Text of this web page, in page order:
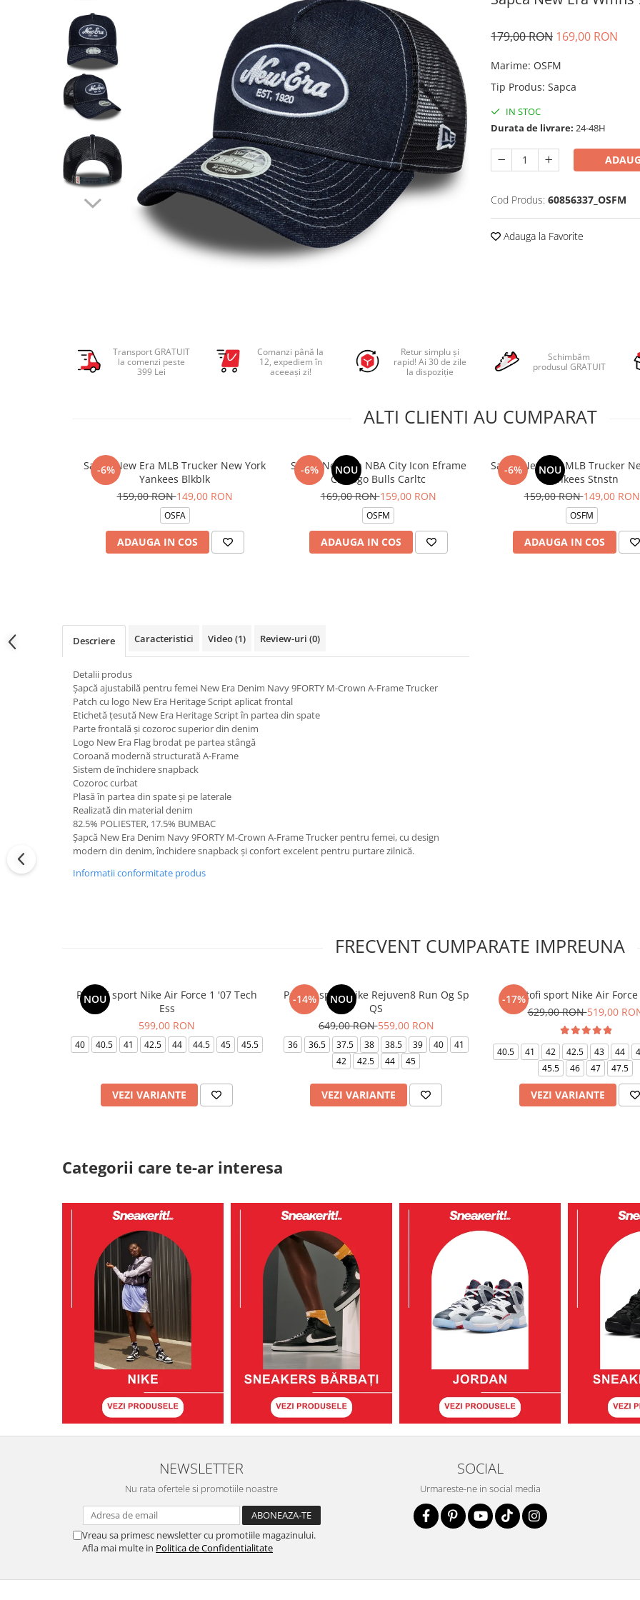
Pantaloni lungi copii
Geci si veste copii
Pantaloni scurti Copii
Ingrijire incaltaminte
179,00 RON 169,00 RON
Marime: OSFM
Tip Produs: Sapca
IN STOC
Durata de livrare: 24-48H
Cod Produs: 60856337_OSFM
Adauga la Favorite
Transport GRATUIT
la comenzi peste
399 Lei
Comanzi până la
12, expediem în
aceeași zi!
Retur simplu și
rapid! Ai 30 de zile
la dispoziție
Schimbăm
produsul GRATUIT
ALTI CLIENTI AU CUMPARAT
-6%
Sapca New Era MLB Trucker New York
Yankees Blkblk
159,00 RON149,00 RON
OSFA
ADAUGA IN COS
-6% NOU
Sapca New Era NBA City Icon Eframe
Chicago Bulls Carltc
169,00 RON159,00 RON
OSFM
ADAUGA IN COS
-6% NOU
Sapca New Era MLB Trucker
Yankees Stnstn
159,00 RON149,00 RON
OSFM
ADAUGA IN COS
Descriere Caracteristici Video(1) Review-uri (0)
Detalii produs
Șapcă ajustabilă pentru femei New Era Denim Navy 9FORTY M-Crown A-Frame Trucker
Patch cu logo New Era Heritage Script aplicat frontal
Etichetă țesută New Era Heritage Script în partea din spate
Parte frontală și cozoroc superior din denim
Logo New Era Flag brodat pe partea stângă
Coroană modernă structurată A-Frame
Sistem de închidere snapback
Cozoroc curbat
Plasă în partea din spate și pe laterale
Realizată din material denim
82.5% POLIESTER, 17.5% BUMBAC
Șapcă New Era Denim Navy 9FORTY M-Crown A-Frame Trucker pentru femei, cu design
modern din denim, închidere snapback și confort excelent pentru purtare zilnică.
Informatii conformitate produs
FRECVENT CUMPARATE IMPREUNA
NOU
Pantofi sport Nike Air Force 1 '07 Tech
Ess
599,00 RON
40 40.5 41 42.5 44 44.5 45 45.5
VEZI VARIANTE
-14% NOU
Pantofi sport Nike Rejuven8 Run Og Sp
QS
649,00 RON559,00 RON
36 36.5 37.5 38 38.5 39 40
41
42
42.5 44 45
VEZI VARIANTE
-17%
Pantofi sport Nike Air Force
629,00 RON519,00
40.5 41 42 42.5 43 44
45.5
46 47 47.5
VEZI VARIANTE
Categorii care te-ar interesa
NEWSLETTER
Nu rata ofertele si promotiile noastre
Vreau sa primesc newsletter cu promotiile magazinului.
Afla mai multe in Politica de Confidentialitate
SOCIAL
Urmareste-ne in social media